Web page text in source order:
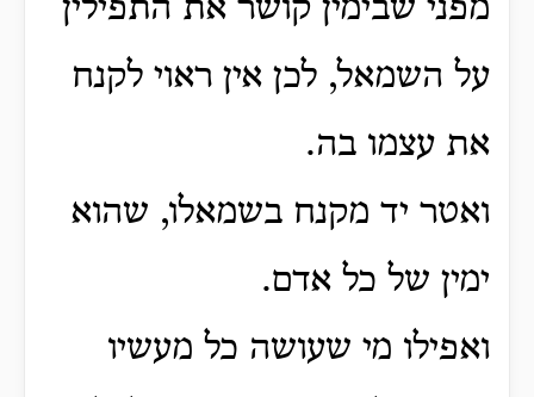
מפני שבימין קושר את התפילין
על השמאל, לכן אין ראוי לקנח
את עצמו בה.
ואטר יד מקנח בשמאלו, שהוא
ימין של כל אדם.
ואפילו מי שעושה כל מעשיו